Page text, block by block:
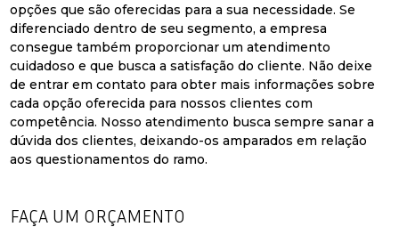
opções que são oferecidas para a sua necessidade. Se
diferenciado dentro de seu segmento, a empresa
consegue também proporcionar um atendimento
cuidadoso e que busca a satisfação do cliente. Não deixe
de entrar em contato para obter mais informações sobre
cada opção oferecida para nossos clientes com
competência. Nosso atendimento busca sempre sanar a
dúvida dos clientes, deixando-os amparados em relação
aos questionamentos do ramo.
FAÇA UM ORÇAMENTO